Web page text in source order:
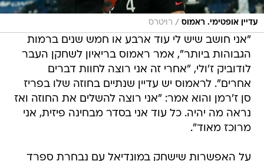
עדיין אופטימי. ראמוס / רויטרס
"אני חושב שיש לי עוד ארבע או חמש שנים ברמות
הגבוהות ביותר", אמר ראמוס בריאיון לשחקן העבר
לודוביק ז'ולי, "אחרי זה אני רוצה לחוות דברים
אחרים". לראמוס יש עדיין שנתיים בחוזה שלו בפריז
סן ז'רמן והוא אמר: "אני רוצה להשלים את החוזה ואז
נראה מה יהיה. כל עוד אני בסדר מבחינה פיזית, אני
מרוכז מאוד".
על האפשרות שישחק במונדיאל עם נבחרת ספרד